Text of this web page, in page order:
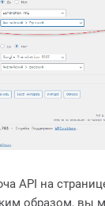
API на
образом, вы